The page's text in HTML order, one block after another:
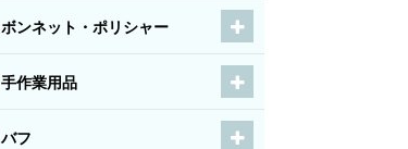
ボンネット・ポリシャー
手作業用品
バフ